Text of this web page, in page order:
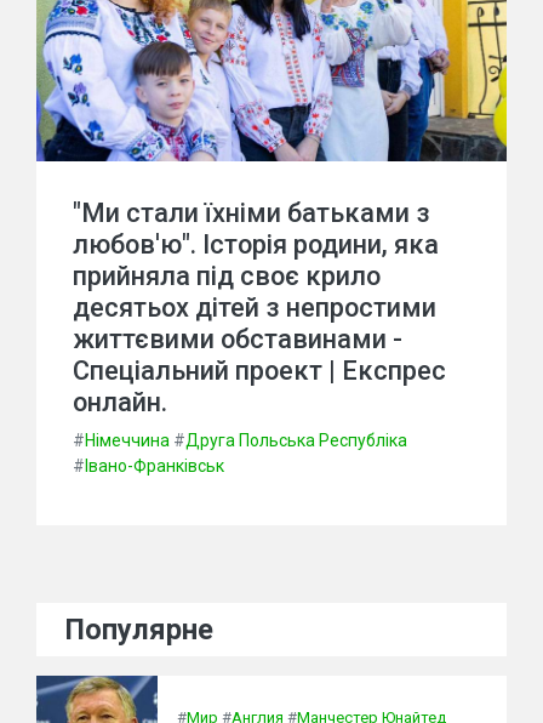
"Ми стали їхніми батьками з
любов'ю". Історія родини, яка
прийняла під своє крило
десятьох дітей з непростими
життєвими обставинами -
Спеціальний проект | Експрес
онлайн.
#Німеччина #Друга Польська Республіка
# Івано-Франківськ
Популярне
#Мир #Англия #Манчестер Юнайтед